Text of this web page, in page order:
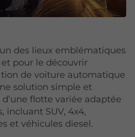
des lieux emblématiques
pour le découvrir
de voiture automatique
solution simple et
flotte variée adaptée
incluant SUV, 4x4,
et véhicules diesel.